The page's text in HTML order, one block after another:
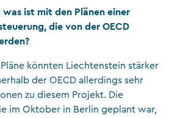
was ist mit den Plänen einer
die von der OECD
Pläne könnten Liechtenstein stärker
der OECD allerdings sehr
zu diesem Projekt. Die
im Oktober in Berlin geplant war,